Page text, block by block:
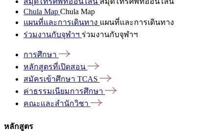
Chula Map Chula Map
แผนที่และการเดินทาง แผนที่และการเดินทาง
ร่วมงานกับจุฬาฯ ร่วมงานกับจุฬาฯ
การศึกษา
หลักสูตรที่เปิดสอน
สมัครเข้าศึกษา TCAS
ค่าธรรมเนียมการศึกษา
คณะและสำนักวิชา
หลักสูตร